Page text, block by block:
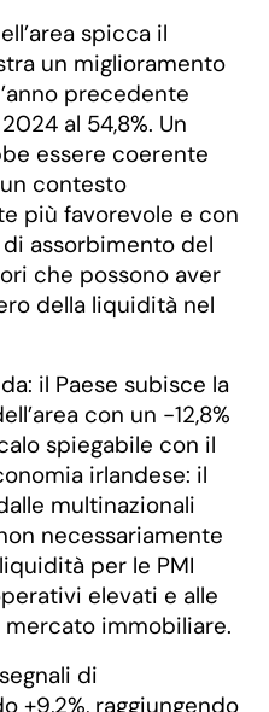
spicca il
un miglioramento
precedente
al 54,8%. Un
essere coerente
contesto
più favorevole e con
assorbimento del
che possono aver
della liquidità nel
il Paese subisce la
con un -12,8%
spiegabile con il
irlandese: il
multinazionali
necessariamente
per le PMI
elevati e alle
immobiliare.
di
+9,2%, raggiungendo